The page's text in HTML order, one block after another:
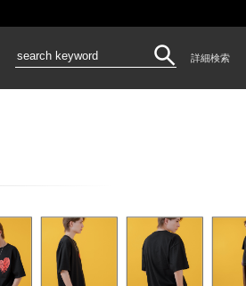
詳細検索